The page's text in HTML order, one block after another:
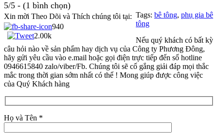
5/5 - (1 bình chọn)
Xin mời Theo Dõi và Thích chúng tôi tại:
940
2.00k
Tags: bê tông, phụ gia bê
tông
Nếu quý khách có bất kỳ
câu hỏi nào về sản phẩm hay dịch vụ của Công ty Phương Đông,
hãy gửi yêu cầu vào e.mail hoặc gọi điện trực tiếp đến số hotline
0946615840 zalo/viber/Fb. Chúng tôi sẽ cố gắng giải đáp mọi thắc
mắc trong thời gian sớm nhất có thể ! Mong giúp được công việc
của Quý Khách hàng
Họ và Tên *